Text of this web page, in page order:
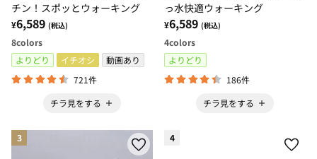
チン！スポッとウォーキング
¥6,589 (税込)
8colors
よりどり
イチオシ
動画あり
721件
チラ見をする
っ水快適ウォーキング
¥6,589 (税込)
4colors
よりどり
186件
チラ見をする
3 4